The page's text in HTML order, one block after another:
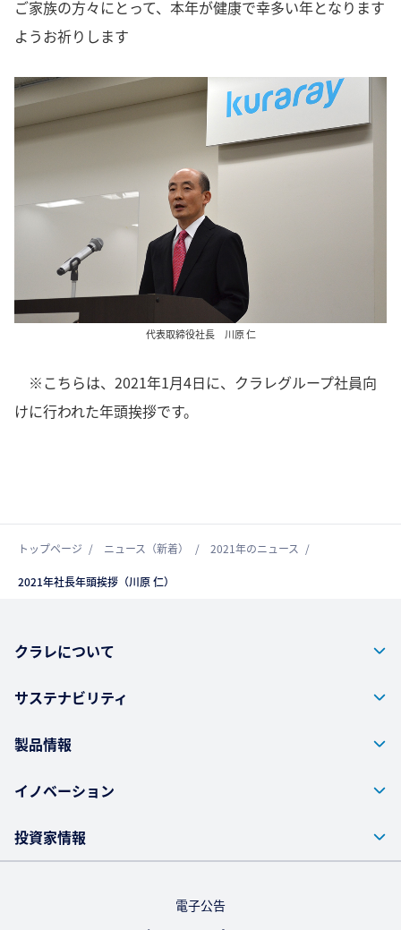
ご家族の方々にとって、本年が健康で幸多い年となります
ようお祈りします
代表取締役社長 川原 仁
※こちらは、2021年1月4日に、クラレグループ社員向
けに行われた年頭挨拶です。
トップページ ニュース（新着） 2021年のニュース
2021年社長年頭挨拶（川原 仁）
クラレについて
サステナビリティ
製品情報
イノベーション
投資家情報
電子公告